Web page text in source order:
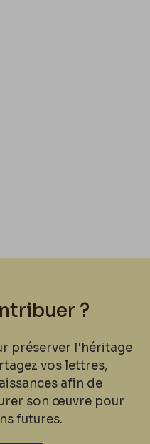
?
préserver l'héritage
vos lettres,
afin de
son œuvre pour
futures.